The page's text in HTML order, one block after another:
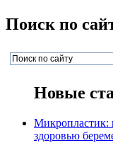
Поиск по
Новые
Микропластик:
здоровью